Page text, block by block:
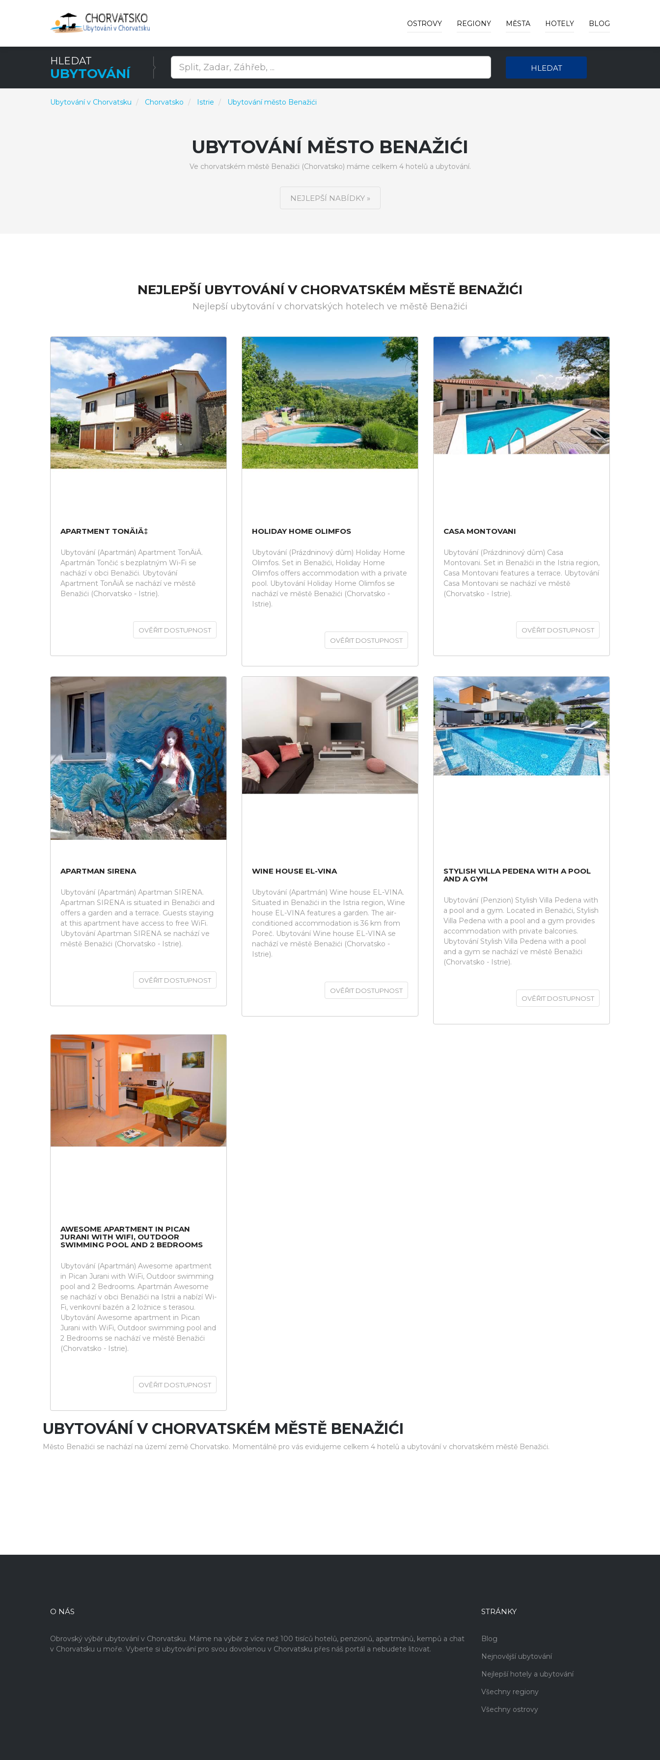
OSTROVY REGIONY MĚSTA HOTELY BLOG
HLEDAT
UBYTOVÁNÍ HLEDAT
Ubytování v Chorvatsku Chorvatsko Istrie Ubytování město Benažići
UBYTOVÁNÍ MĚSTO BENAŽIĆI
Ve chorvatském městě Benažići (Chorvatsko) máme celkem 4 hotelů a ubytování.
NEJLEPŠÍ NABÍDKY »
NEJLEPŠÍ UBYTOVÁNÍ V CHORVATSKÉM MĚSTĚ BENAŽIĆI
Nejlepší ubytování v chorvatských hotelech ve městě Benažići
APARTMENT TONÄIÄ‡
Ubytování (Apartmán) Apartment TonÄiÄ.
Apartmán Tončić s bezplatným Wi-Fi se
nachází v obci Benažići. Ubytování
Apartment TonÄiÄ se nachází ve městě
Benažići (Chorvatsko - Istrie).
OVĚŘIT DOSTUPNOST
HOLIDAY HOME OLIMFOS
Ubytování (Prázdninový dům) Holiday Home
Olimfos. Set in Benažići, Holiday Home
Olimfos offers accommodation with a private
pool. Ubytování Holiday Home Olimfos se
nachází ve městě Benažići (Chorvatsko -
Istrie).
OVĚŘIT DOSTUPNOST
CASA MONTOVANI
Ubytování (Prázdninový dům) Casa
Montovani. Set in Benažići in the Istria region,
Casa Montovani features a terrace. Ubytování
Casa Montovani se nachází ve městě
(Chorvatsko - Istrie).
OVĚŘIT DOSTUPNOST
APARTMAN SIRENA
Ubytování (Apartmán) Apartman SIRENA.
Apartman SIRENA is situated in Benažići and
offers a garden and a terrace. Guests staying
at this apartment have access to free WiFi.
Ubytování Apartman SIRENA se nachází ve
městě Benažići (Chorvatsko - Istrie).
OVĚŘIT DOSTUPNOST
WINE HOUSE EL-VINA
Ubytování (Apartmán) Wine house EL-VINA.
Situated in Benažići in the Istria region, Wine
house EL-VINA features a garden. The air-
conditioned accommodation is 36 km from
Poreč. Ubytování Wine house EL-VINA se
nachází ve městě Benažići (Chorvatsko -
Istrie).
OVĚŘIT DOSTUPNOST
STYLISH VILLA PEDENA WITH A POOL
AND A GYM
Ubytování (Penzion) Stylish Villa Pedena with
a pool and a gym. Located in Benažići, Stylish
Villa Pedena with a pool and a gym provides
accommodation with private balconies.
Ubytování Stylish Villa Pedena with a pool
and a gym se nachází ve městě Benažići
(Chorvatsko - Istrie).
OVĚŘIT DOSTUPNOST
AWESOME APARTMENT IN PICAN
JURANI WITH WIFI, OUTDOOR
SWIMMING POOL AND 2 BEDROOMS
Ubytování (Apartmán) Awesome apartment
in Pican Jurani with WiFi, Outdoor swimming
pool and 2 Bedrooms. Apartmán Awesome
se nachází v obci Benažići na Istrii a nabízí Wi-
Fi, venkovní bazén a 2 ložnice s terasou.
Ubytování Awesome apartment in Pican
Jurani with WiFi, Outdoor swimming pool and
2 Bedrooms se nachází ve městě Benažići
(Chorvatsko - Istrie).
OVĚŘIT DOSTUPNOST
UBYTOVÁNÍ V CHORVATSKÉM MĚSTĚ BENAŽIĆI
Město Benažići se nachází na území země Chorvatsko. Momentálně pro vás evidujeme celkem 4 hotelů a ubytování v chorvatském městě Benažići.
O NÁS
Obrovský výběr ubytování v Chorvatsku. Máme na výběr z více než 100 tisíců hotelů, penzionů, apartmánů, kempů a chat
v Chorvatsku u moře. Vyberte si ubytování pro svou dovolenou v Chorvatsku přes náš portál a nebudete litovat.
STRÁNKY
Blog
Nejnovější ubytování
Nejlepší hotely a ubytování
Všechny regiony
Všechny ostrovy